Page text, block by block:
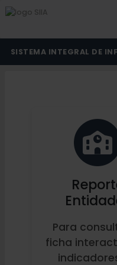
SISTEMA INTEGRAL DE
Para
ficha